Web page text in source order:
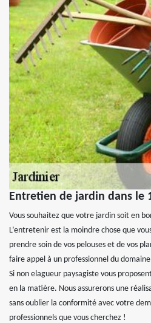
Entretien de jardin dans le
Vous souhaitez que votre jardin soit en
L’entretenir est la moindre chose que
prendre soin de vos pelouses et de vos
faire appel à un professionnel du
Si non elagueur paysagiste vous
en la matière. Nous assurerons une
sans oublier la conformité avec votre
professionnels que vous cherchez !